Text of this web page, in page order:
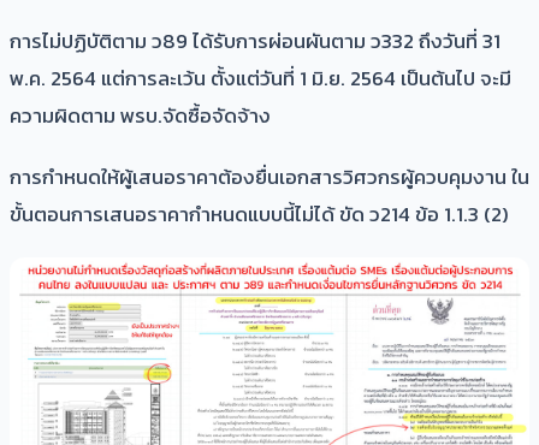
​การไม่ปฏิบัติตาม ว89 ได้รับการผ่อนผันตาม ว332 ถึงวันที่ 31
พ.ค. 2564 แต่การละเว้น ตั้งแต่วันที่ 1 มิ.ย. 2564 เป็นต้นไป จะมี
ความผิดตาม พรบ.จัดซื้อจัดจ้าง
​การกำหนดให้ผู้เสนอราคาต้องยื่นเอกสารวิศวกรผู้ควบคุมงาน ใน
ขั้นตอนการเสนอราคากำหนดแบบนี้ไม่ได้ ขัด ว214 ข้อ 1.1.3 (2)